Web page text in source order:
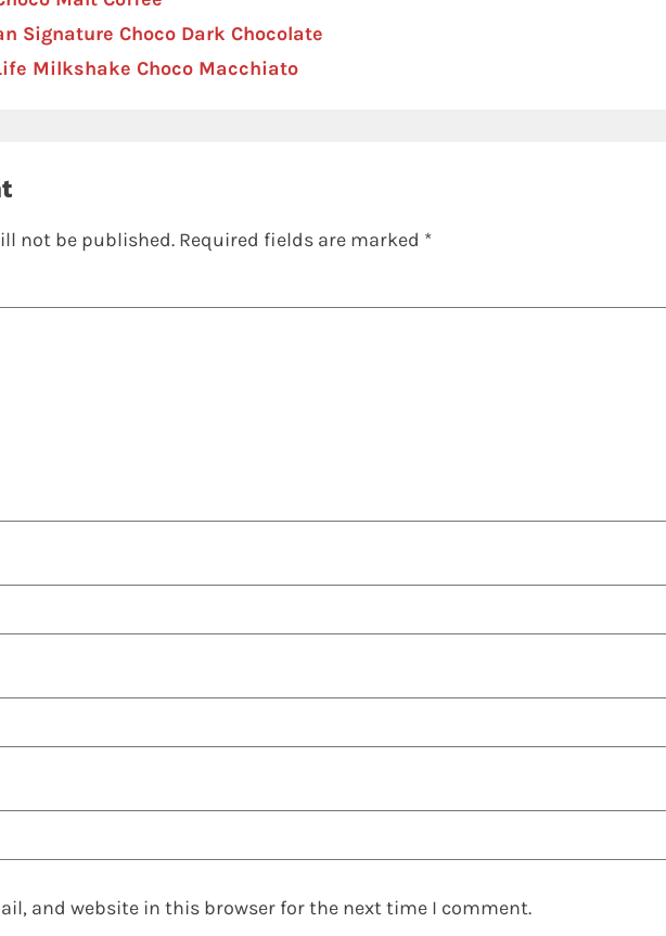
Signature Choco Dark Chocolate
Milkshake Choco Macchiato
not be published. Required fields are marked *
and website in this browser for the next time I comment.